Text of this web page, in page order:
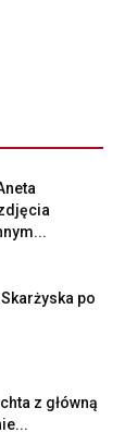
po
z główną